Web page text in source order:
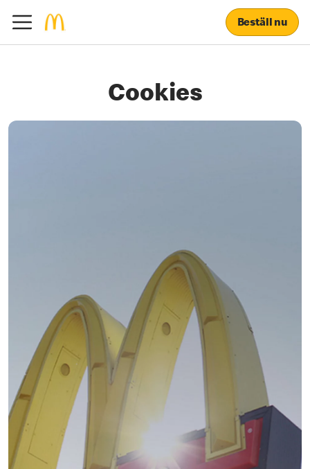
Beställ nu
Cookies